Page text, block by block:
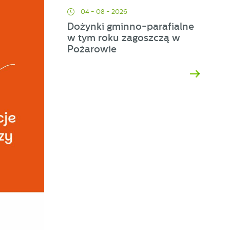
04 - 08 - 2026
Dożynki gminno-parafialne
w tym roku zagoszczą w
Pożarowie